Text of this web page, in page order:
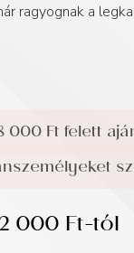
ragyognak a
Ft felett
000Ft-tól